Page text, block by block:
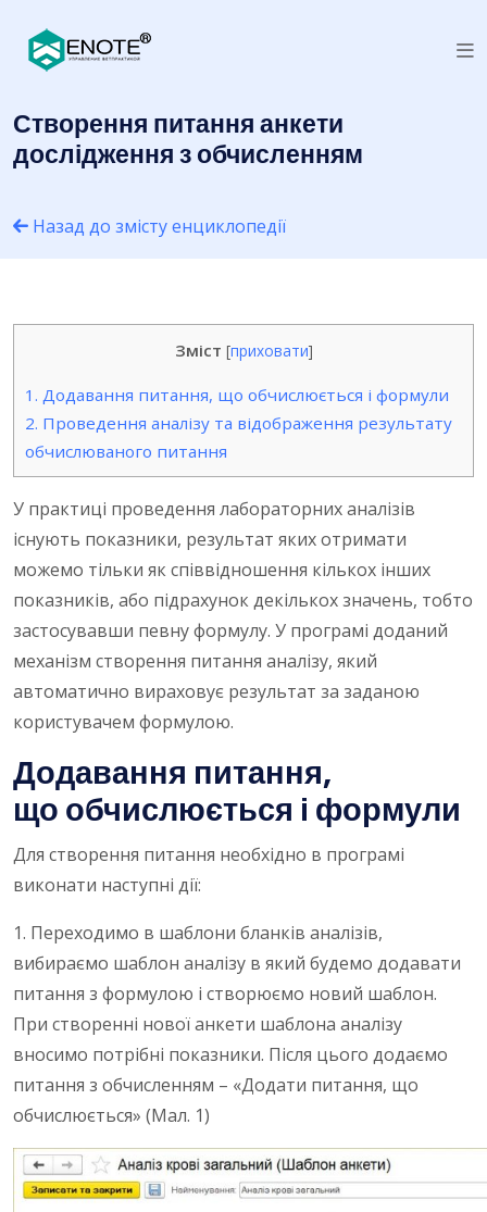
Створення питання анкети
дослідження з обчисленням
Назад до змісту енциклопедії
Зміст [приховати]
1. Додавання питання, що обчислюється і формули
2. Проведення аналізу та відображення результату
обчислюваного питання
У практиці проведення лабораторних аналізів
існують показники, результат яких отримати
можемо тільки як співвідношення кількох інших
показників, або підрахунок декількох значень, тобто
застосувавши певну формулу. У програмі доданий
механізм створення питання аналізу, який
автоматично вираховує результат за заданою
користувачем формулою.
Додавання питання,
що обчислюється і формули
Для створення питання необхідно в програмі
виконати наступні дії:
1. Переходимо в шаблони бланків аналізів,
вибираємо шаблон аналізу в який будемо додавати
питання з формулою і створюємо новий шаблон.
При створенні нової анкети шаблона аналізу
вносимо потрібні показники. Після цього додаємо
питання з обчисленням – «Додати питання, що
обчислюється» (Мал. 1)